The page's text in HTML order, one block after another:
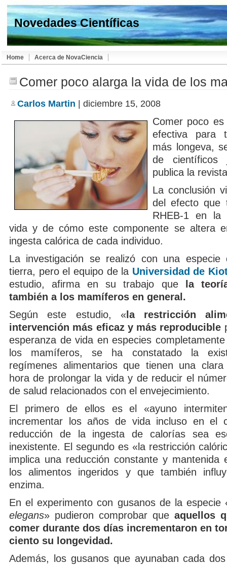
Novedades Científicas
Home Acerca de NovaCiencia
Comer poco alarga la vida de los
Carlos Martin | diciembre 15, 2008
Comer poco
efectiva para
más longeva,
de científicos
publica la
La conclusión
del efecto que
RHEB-1 en la
vida y de cómo este componente se altera
ingesta calórica de cada individuo.
La investigación se realizó con una especie
tierra, pero el equipo de la Universidad de
estudio, afirma en su trabajo que
la
también a los mamíferos en general.
Según este estudio, «la restricción
intervención más eficaz y más reproducible
esperanza de vida en especies
los mamíferos, se ha constatado la
regímenes alimentarios que tienen una
hora de prolongar la vida y de reducir el
de salud relacionados con el envejecimiento.
El primero de ellos es el «ayuno
incrementar los años de vida incluso en el
reducción de la ingesta de calorías sea
inexistente. El segundo es «la restricción
implica una reducción constante y mantenida
los alimentos ingeridos y que también
enzima.
En el experimento con gusanos de la especie
elegans» pudieron comprobar que aquellos
comer durante dos días incrementaron en
ciento su longevidad.
Además, los gusanos que ayunaban cada